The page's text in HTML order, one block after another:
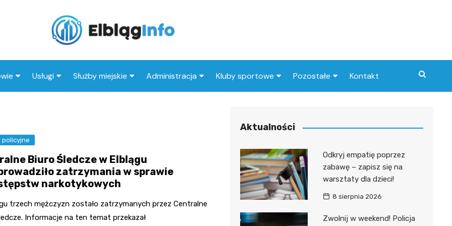
medyczny
Usługi
Stacja paliw
Księgarnia
Restauracja
Służby miejskie Administracja Kluby sportowe
Klub piłkarski
Pozostałe Kontakt
policyjne
Biuro Śledcze w Elblągu
zatrzymania w sprawie
narkotykowych
trzech mężczyzn zostało zatrzymanych przez Centralne
Informacje na ten temat przekazał
Aktualności
Odkryj empatię poprzez
zabawę – zapisz się na
warsztaty dla dzieci!
8 sierpnia 2026
Zwolnij w weekend! Policja